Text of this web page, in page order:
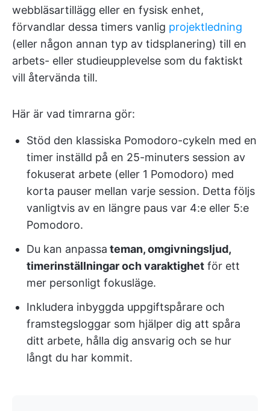
webbläsartillägg eller en fysisk enhet,
förvandlar dessa timers vanlig projektledning
(eller någon annan typ av tidsplanering) till en
arbets- eller studieupplevelse som du faktiskt
vill återvända till.
Här är vad timrarna gör:
Stöd den klassiska Pomodoro-cykeln med en
timer inställd på en 25-minuters session av
fokuserat arbete (eller 1 Pomodoro) med
korta pauser mellan varje session. Detta följs
vanligtvis av en längre paus var 4:e eller 5:e
Pomodoro.
Du kan anpassa teman, omgivningsljud,
timerinställningar och varaktighet för ett
mer personligt fokusläge.
Inkludera inbyggda uppgiftspårare och
framstegsloggar som hjälper dig att spåra
ditt arbete, hålla dig ansvarig och se hur
långt du har kommit.